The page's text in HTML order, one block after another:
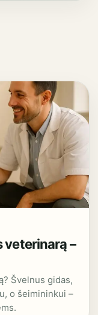
veterinarą –
Švelnus gidas,
o šeimininkui –